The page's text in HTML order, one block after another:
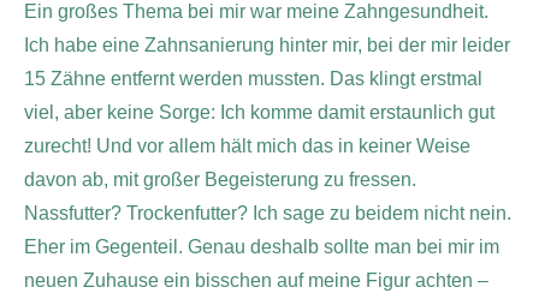
Ein großes Thema bei mir war meine Zahngesundheit.
Ich habe eine Zahnsanierung hinter mir, bei der mir leider
15 Zähne entfernt werden mussten. Das klingt erstmal
viel, aber keine Sorge: Ich komme damit erstaunlich gut
zurecht! Und vor allem hält mich das in keiner Weise
davon ab, mit großer Begeisterung zu fressen.
Nassfutter? Trockenfutter? Ich sage zu beidem nicht nein.
Eher im Gegenteil. Genau deshalb sollte man bei mir im
neuen Zuhause ein bisschen auf meine Figur achten –